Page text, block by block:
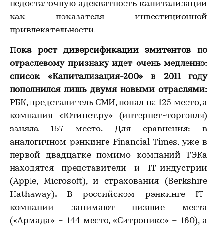
недостаточную адекватность капитализации
как показателя инвестиционной
привлекательности.
Пока рост диверсификации эмитентов по
отраслевому признаку идет очень медленно:
список «Капитализация-200» в 2011 году
пополнился лишь двумя новыми отраслями:
РБК, представитель СМИ, попал на 125 место, а
компания «Ютинет.ру» (интернет-торговля)
заняла 157 место. Для сравнения: в
аналогичном рэнкинге Financial Times, уже в
первой двадцатке помимо компаний ТЭКа
находятся представители и IT-индустрии
(Apple, Microsoft), и страхования (Berkshire
Hathaway). В российском рэнкинге IT-
компании занимают низшие места
(«Армада» – 144 место, «Ситроникс» – 160), а